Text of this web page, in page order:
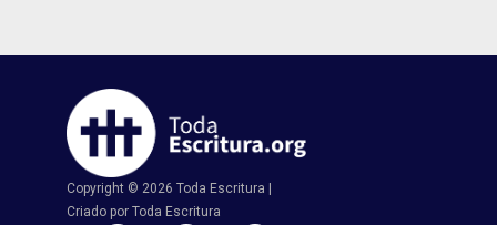
Copyright © 2026 Toda Escritura |
Criado por Toda Escritura